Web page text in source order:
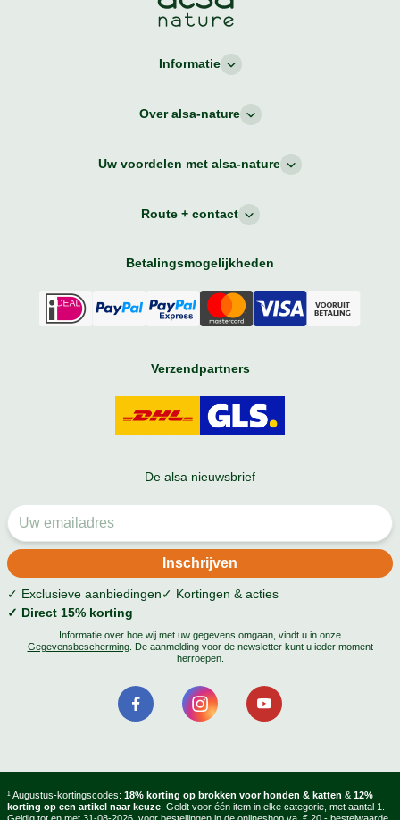
Informatie
Over alsa-nature
Uw voordelen met alsa-nature
Route + contact
Betalingsmogelijkheden
Verzendpartners
De alsa nieuwsbrief
✓ Exclusieve aanbiedingen✓ Kortingen & acties
✓ Direct 15% korting
Informatie over hoe wij met uw gegevens omgaan, vindt u in onze
Gegevensbescherming. De aanmelding voor de newsletter kunt u ieder moment
herroepen.
¹ Augustus-kortingscodes: 18% korting op brokken voor honden & katten & 12%
korting op een artikel naar keuze . Geldt voor één item in elke categorie, met aantal 1.
Geldig tot en met 31-08-2026, voor bestellingen in de onlineshop va. € 20,- bestelwaarde,